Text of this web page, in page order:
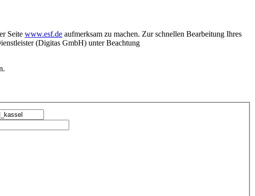
Seite www.esf.de aufmerksam zu machen. Zur schnellen Bearbeitung Ihres
(Digitas GmbH) unter Beachtung